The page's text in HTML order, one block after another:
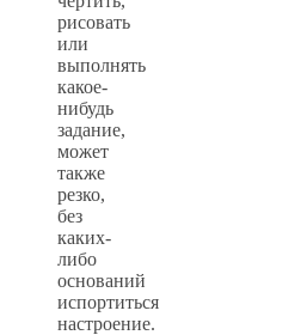
рисовать
или
выполнять
какое-
нибудь
задание,
может
также
резко,
без
каких-
либо
оснований
испортиться
настроение.